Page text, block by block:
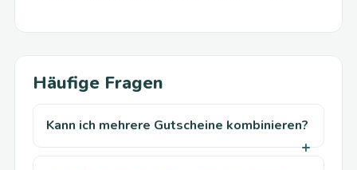
Häufige Fragen
Kann ich mehrere Gutscheine kombinieren?